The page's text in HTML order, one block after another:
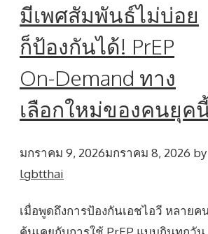
มีเพศสัมพันธ์ไม่บ่อย
ก็ป้องกันได้! PrEP
On-Demand ทาง
เลือกใหม่ของคนยุค
มกราคม 9, 2026มกราคม 8, 2026 by
lgbtthai
เมื่อพูดถึงการป้องกันเอชไอวี หลายค